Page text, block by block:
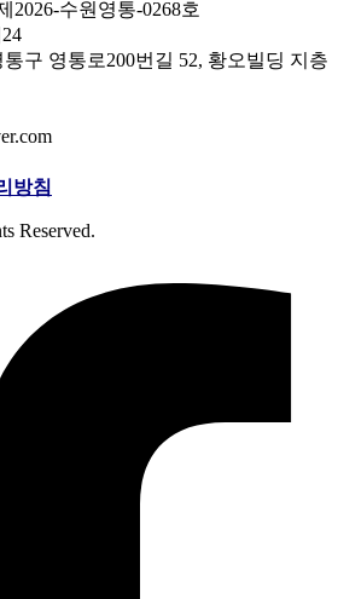
2026-수원영통-0268호
구 영통로200번길 52, 황오빌딩 지층
방침
Reserved.